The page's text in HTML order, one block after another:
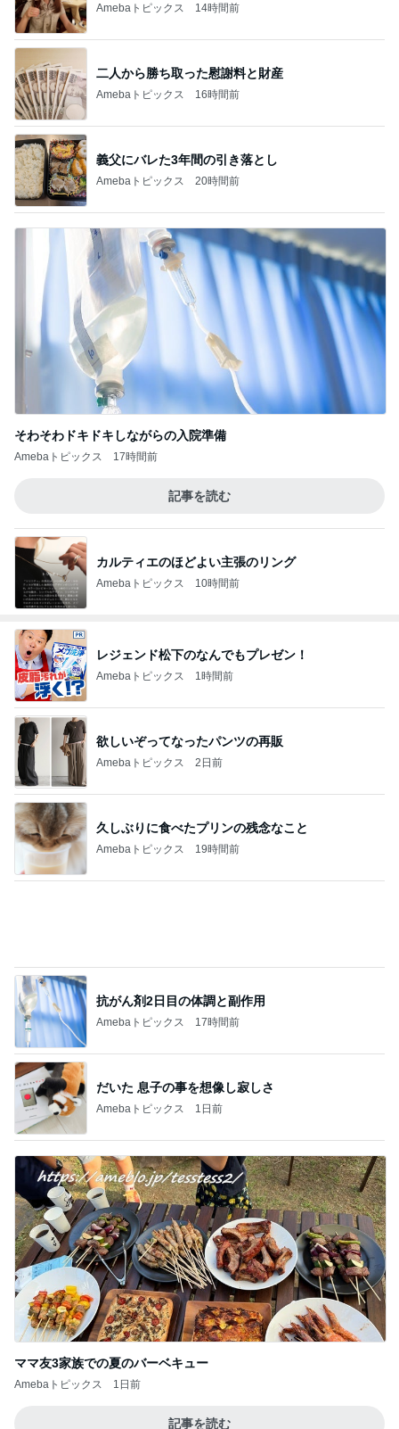
Amebaトピックス 14時間前
二人から勝ち取った慰謝料と財産
Amebaトピックス 16時間前
義父にバレた3年間の引き落とし
Amebaトピックス 20時間前
そわそわドキドキしながらの入院準備
Amebaトピックス 17時間前
記事を読む
カルティエのほどよい主張のリング
Amebaトピックス 10時間前
レジェンド松下のなんでもプレゼン！
Amebaトピックス 1時間前
欲しいぞってなったパンツの再販
Amebaトピックス 2日前
久しぶりに食べたプリンの残念なこと
Amebaトピックス 19時間前
だいた 息子の事を想像し寂しさ
Amebaトピックス 1日前
ママ友3家族での夏のバーベキュー
Amebaトピックス 1日前
記事を読む
Amebaトピックス 1日前